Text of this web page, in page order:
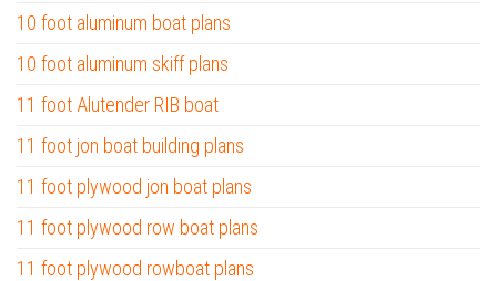
10 foot aluminum boat plans
10 foot aluminum skiff plans
11 foot Alutender RIB boat
11 foot jon boat building plans
11 foot plywood jon boat plans
11 foot plywood row boat plans
11 foot plywood rowboat plans